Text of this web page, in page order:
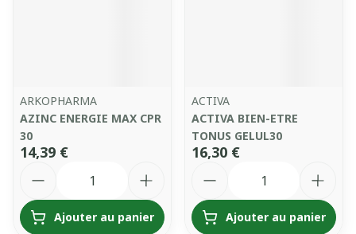
ARKOPHARMA
AZINC ENERGIE MAX CPR
30
14,39 €
Ajouter au panier
ACTIVA
ACTIVA BIEN-ETRE
TONUS GELUL30
16,30 €
Ajouter au panier